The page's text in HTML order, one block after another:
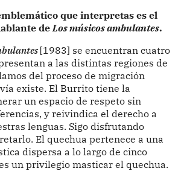
que interpretas es el
deLos músicos ambulantes.
[1983] se encuentran cuatro
a las distintas regiones de
del proceso de migración
existe. El Burrito tiene la
un espacio de respeto sin
y reivindica el derecho a
lenguas. Sigo disfrutando
El quechua pertenece a una
dispersa a lo largo de cinco
un privilegio masticar el quechua.